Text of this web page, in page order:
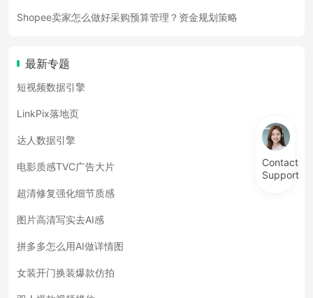
Shopee卖家怎么做好采购预算管理？资金规划策略
最新专题
短视频数据引擎
LinkPix落地页
达人数据引擎
电影质感TVC广告大片
超清修复强化细节质感
图片高清写实去AI感
拼多多怎么用AI做详情图
女装开门换装爆款仿拍
Contact
Support